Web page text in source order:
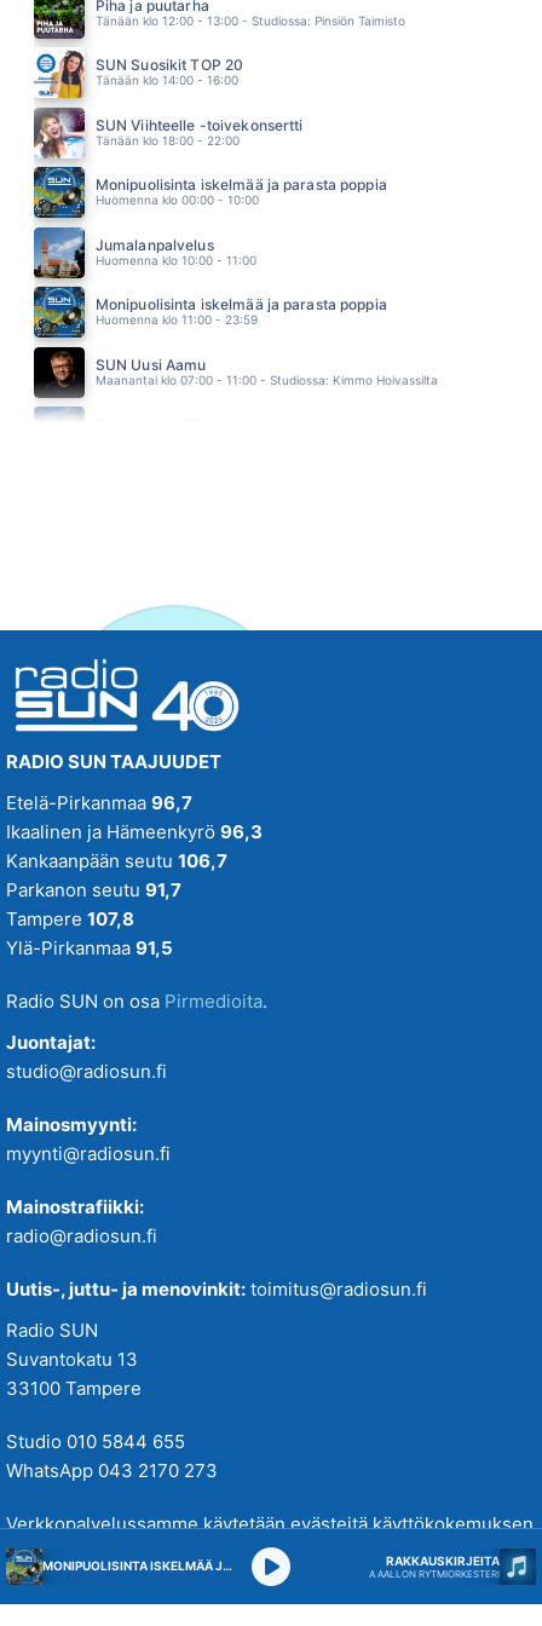
SAMULI EDELMANN & SANI
04.49
VAHTERA
04.46
RESSU REDFORD
04.41
Piha ja puutarha
Tänään klo 12:00 - 13:00 - Studiossa: Pinsiön Taimisto
SUN Suosikit TOP 20
Tänään klo 14:00 - 16:00
SUN Viihteelle -toivekonsertti
Tänään klo 18:00 - 22:00
Monipuolisinta iskelmää ja parasta poppia
Huomenna klo 00:00 - 10:00
Jumalanpalvelus
Huomenna klo 10:00 - 11:00
Monipuolisinta iskelmää ja parasta poppia
Huomenna klo 11:00 - 23:59
SUN Uusi Aamu
Maanantai klo 07:00 - 11:00 - Studiossa: Kimmo Hoivassilta
RADIO SUN TAAJUUDET
Etelä-Pirkanmaa 96,7
Ikaalinen ja Hämeenkyrö 96,3
Kankaanpään seutu 106,7
Parkanon seutu 91,7
Tampere 107,8
Ylä-Pirkanmaa 91,5
Radio SUN on osa Pirmedioita.
Juontajat:
studio@radiosun.fi
Mainosmyynti:
myynti@radiosun.fi
Mainostrafiikki:
radio@radiosun.fi
Uutis-, juttu- ja menovinkit: toimitus@radiosun.fi
Radio SUN
Suvantokatu 13
33100 Tampere
Studio 010 5844 655
WhatsApp 043 2170 273
Verkkopalvelussamme käytetään evästeitä käyttökokemuksen
parantamiseksi. Tutustu tietosuojakäytäntöihimmetäällä.
MONIPUOLISINTA ISKELMÄÄ JA PARASTA POPPIA RAKKAUSKIRJEITA
A AALLON RYTMIORKESTERI